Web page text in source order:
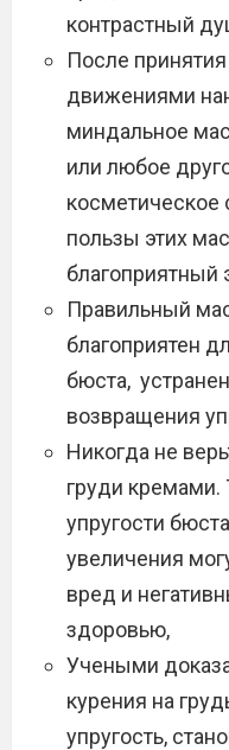
контрастный
После
движениями
миндальное
или любое
пользы этих
Правильный
благоприятен
бюста,
возвращения
Никогда не
груди кремами.
упругости
увеличения
вред и
здоровью,
Учеными
курения на
упругость,